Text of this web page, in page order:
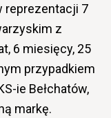
reprezentacji 7
z
6 miesięcy, 25
przypadkiem
ie Bełchatów,
markę.